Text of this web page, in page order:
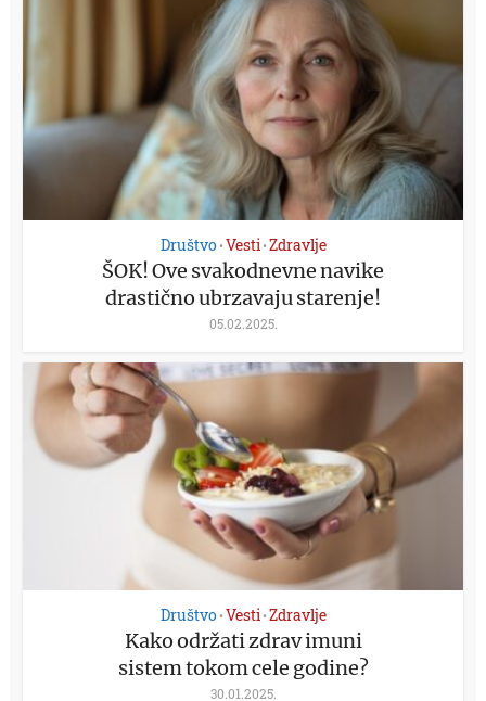
Društvo •Vesti •Zdravlje
ŠOK! Ove svakodnevne navike
drastično ubrzavaju starenje!
05.02.2025.
Društvo •Vesti •Zdravlje
Kako održati zdrav imuni
sistem tokom cele godine?
30.01.2025.